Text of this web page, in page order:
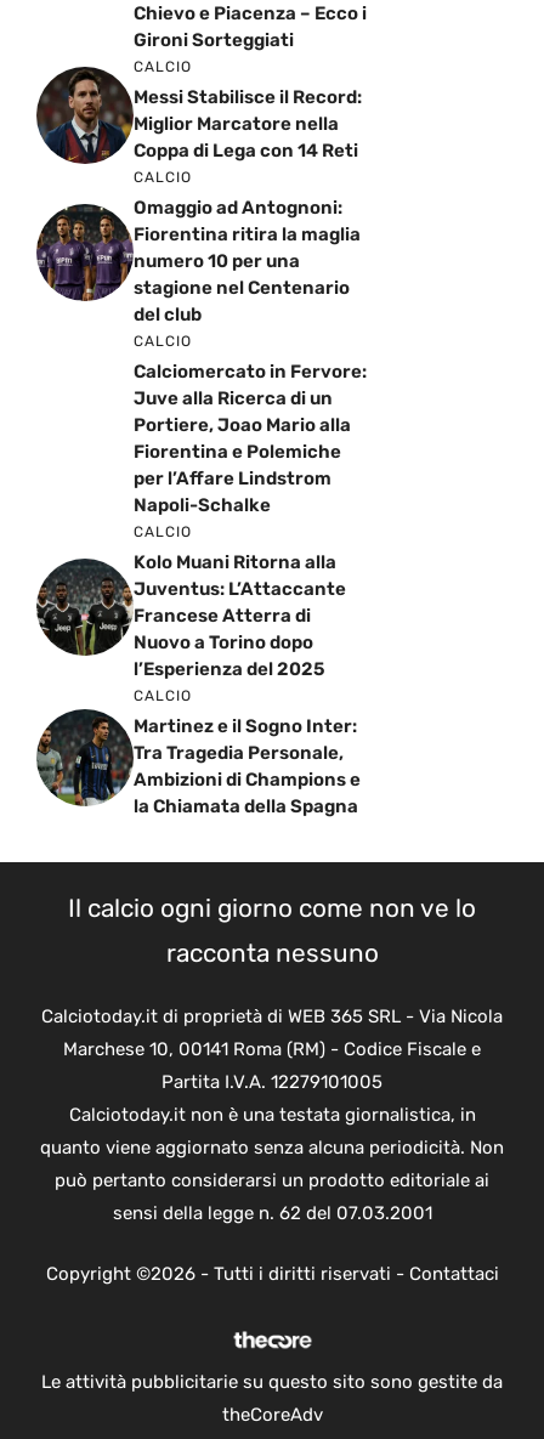
Chievo e Piacenza – Ecco i
Gironi Sorteggiati
CALCIO
Messi Stabilisce il Record:
Miglior Marcatore nella
Coppa di Lega con 14 Reti
CALCIO
Omaggio ad Antognoni:
Fiorentina ritira la maglia
numero 10 per una
stagione nel Centenario
del club
CALCIO
Calciomercato in Fervore:
Juve alla Ricerca di un
Portiere, Joao Mario alla
Fiorentina e Polemiche
per l’Affare Lindstrom
Napoli-Schalke
CALCIO
Kolo Muani Ritorna alla
Juventus: L’Attaccante
Francese Atterra di
Nuovo a Torino dopo
l’Esperienza del 2025
CALCIO
Martinez e il Sogno Inter:
Tra Tragedia Personale,
Ambizioni di Champions e
la Chiamata della Spagna
Il calcio ogni giorno come non ve lo
racconta nessuno
Calciotoday.it di proprietà di WEB 365 SRL - Via Nicola
Marchese 10, 00141 Roma (RM) - Codice Fiscale e
Partita I.V.A. 12279101005
Calciotoday.it non è una testata giornalistica, in
quanto viene aggiornato senza alcuna periodicità. Non
può pertanto considerarsi un prodotto editoriale ai
sensi della legge n. 62 del 07.03.2001
Copyright ©2026 - Tutti i diritti riservati - Contattaci
Le attività pubblicitarie su questo sito sono gestite da
theCoreAdv